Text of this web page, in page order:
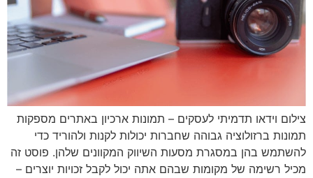
צילום וידאו תדמיתי לעסקים – תמונות ארכיון באתרים מספקות
תמונות ברזולוציה גבוהה שחברות יכולות לקנות ולהוריד כדי
להשתמש בהן במסגרת מסעות השיווק המקוונים שלהן. פוסט זה
מכיל רשימה של מקומות שבהם אתה יכול לקבל זכויות יוצרים –